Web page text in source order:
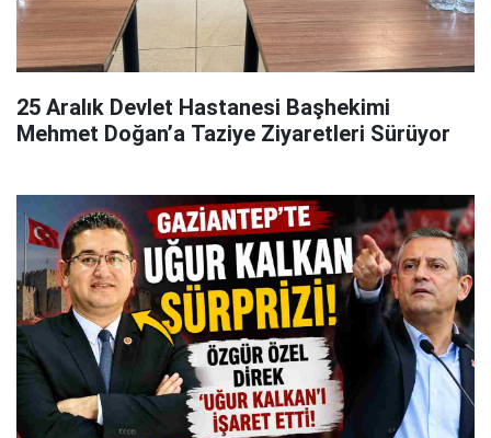
25 Aralık Devlet Hastanesi Başhekimi
Mehmet Doğan’a Taziye Ziyaretleri Sürüyor